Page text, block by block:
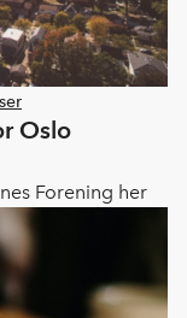
Oslo
Forening her